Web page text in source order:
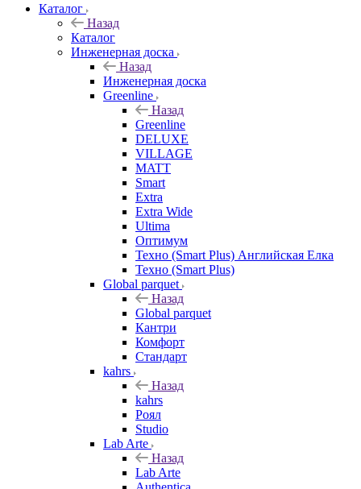
Каталог
Назад
Каталог
Инженерная доска
Назад
Инженерная доска
Greenline
Назад
Greenline
DELUXE
VILLAGE
MATT
Smart
Extra
Extra Wide
Ultima
Оптимум
Техно (Smart Plus) Английская Елка
Техно (Smart Plus)
Global parquet
Назад
Global parquet
Кантри
Комфорт
Стандарт
kahrs
Назад
kahrs
Роял
Studio
Lab Arte
Назад
Lab Arte